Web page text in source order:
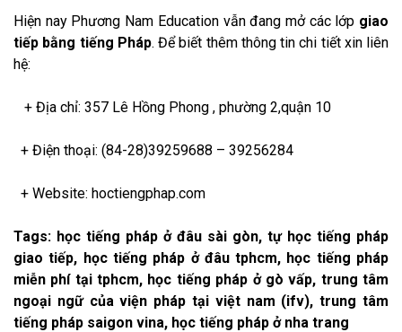
Hiện nay Phương Nam Education vẫn đang mở các lớp giao
tiếp bằng tiếng Pháp. Để biết thêm thông tin chi tiết xin liên
hệ:
+ Địa chỉ: 357 Lê Hồng Phong , phường 2,quận 10
+ Điện thoại: (84-28)39259688 – 39256284
+ Website: hoctiengphap.com
Tags: học tiếng pháp ở đâu sài gòn, tự học tiếng pháp
giao tiếp, học tiếng pháp ở đâu tphcm, học tiếng pháp
miễn phí tại tphcm, học tiếng pháp ở gò vấp, trung tâm
ngoại ngữ của viện pháp tại việt nam (ifv), trung tâm
tiếng pháp saigon vina, học tiếng pháp ở nha trang